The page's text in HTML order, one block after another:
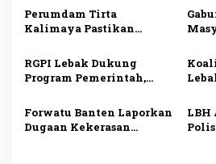
p
o
s
Investigasi Minta
Pemeriksaan Menyeluruh
Perumdam Tirta
Kalimaya Pastikan
33.000 Pelanggan di Lebak
Tetap Lancar saat
Kemarau
PDI
RGPI Lebak Dukung
Program Pemerintah,
Kelola demi
Kesejahteraan Rakyat
Forwatu Banten Laporkan
Dugaan Kekerasan
LBH